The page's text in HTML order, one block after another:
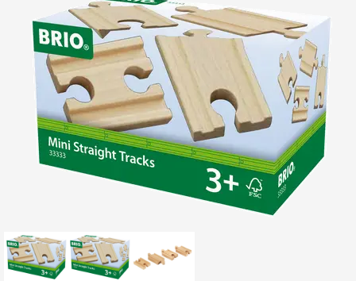
Brio
Smart
Tech
Brio
Treinenset
Brio
Tunnel